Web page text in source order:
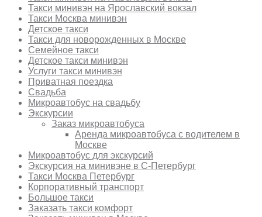
Такси минивэн на Ярославский вокзал
Такси Москва минивэн
Детское такси
Такси для новорожденных в Москве
Семейное такси
Детское такси минивэн
Услуги такси минивэн
Приватная поездка
Свадьба
Микроавтобус на свадьбу
Экскурсии
Заказ микроавтобуса
Аренда микроавтобуса с водителем в
Москве
Микроавтобус для экскурсий
Экскурсия на минивэне в С-Петербург
Такси Москва Петербург
Корпоративный транспорт
Большое такси
Заказать такси комфорт